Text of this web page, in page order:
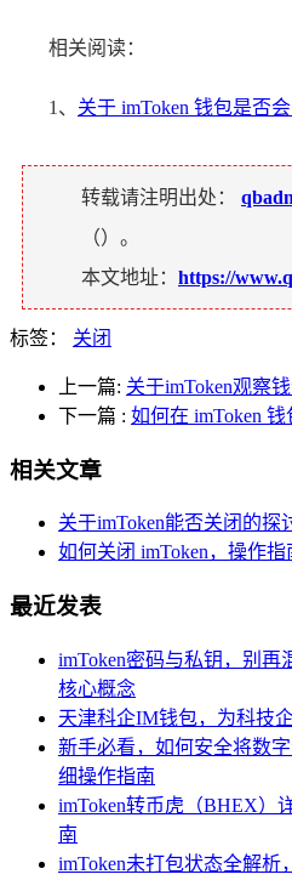
相关阅读：
1、 关于 imToken 钱包是否
转载请注明出处：
（）。
本文地址： https://
标签： 关闭
上一篇: 关于imToken观察
下一篇 : 如何在 imToken
相关文章
关于imToken能否关闭的探
如何关闭 imToken，操作
最近发表
imToken密码与私钥，别
核心概念
天津科企IM钱包，为科技
新手必看，如何安全将数
细操作指南
imToken转币虎（BHEX）
南
imToken未打包状态全解析